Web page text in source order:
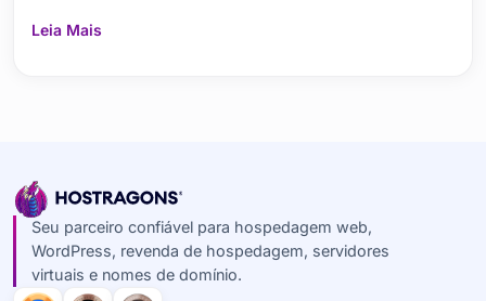
em saúde, nos efeitos dos métodos de tratamento e nos
Leia Mais
Seu parceiro confiável para hospedagem web,
WordPress, revenda de hospedagem, servidores
virtuais e nomes de domínio.